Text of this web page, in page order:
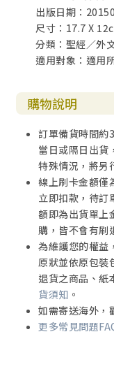
出版日期：
尺寸：17.7 X
分類：聖經／外
適用對象：適用
購物說明
訂單備貨時間約
當日或隔日出貨
特殊情況，將另
線上刷卡金額僅
立即扣款，待訂
額即為出貨單上
購，皆不會有刷
為維護您的權益
原狀並依原包裝
退貨之商品、紙
貨須知 。
如需寄送海外，
更多常見問題